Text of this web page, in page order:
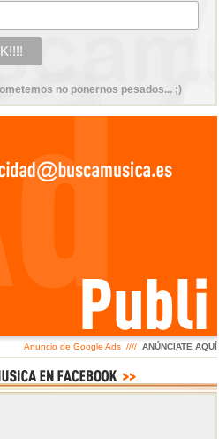
no ponernos pesados... ;)
Anuncio de Google Ads //// ANÚNCIATE AQUÍ